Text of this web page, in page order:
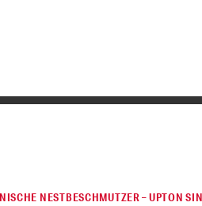
NESTBESCHMUTZER – UPTON